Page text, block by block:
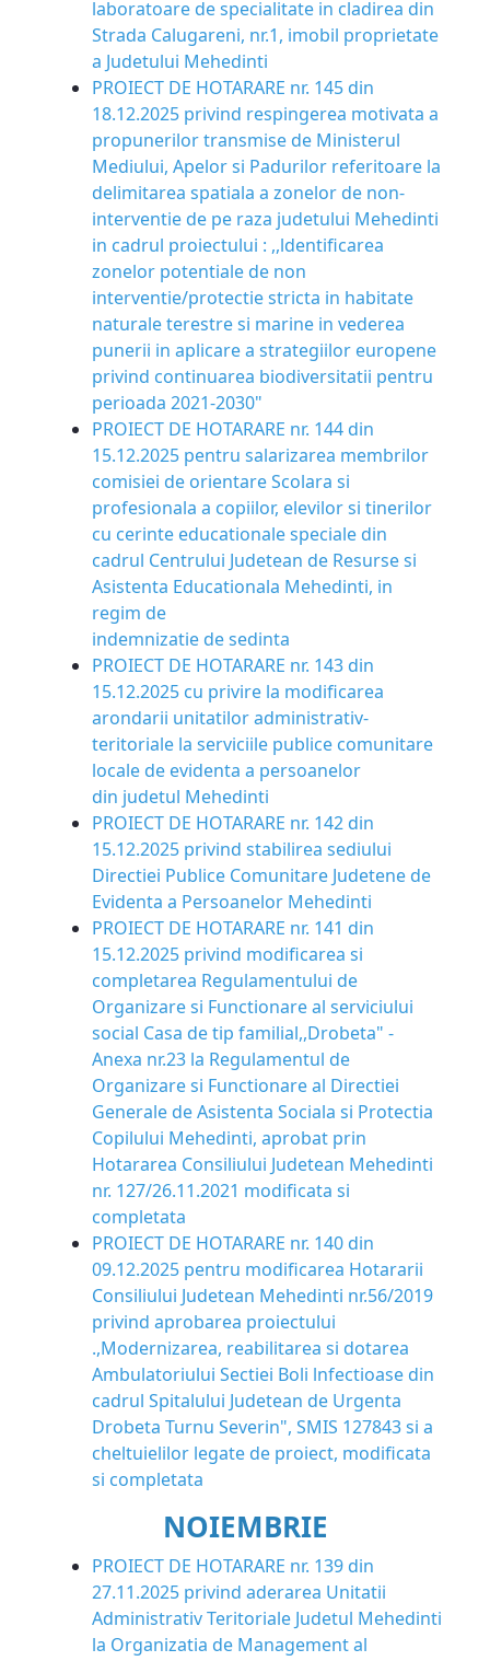
laboratoare de specialitate in cladirea din
Strada Calugareni, nr.1, imobil proprietate
a Judetului Mehedinti
PROIECT DE HOTARARE nr. 145 din
18.12.2025 privind respingerea motivata a
propunerilor transmise de Ministerul
Mediului, Apelor si Padurilor referitoare la
delimitarea spatiala a zonelor de non-
interventie de pe raza judetului Mehedinti
in cadrul proiectului : ,,ldentificarea
zonelor potentiale de non
interventie/protectie stricta in habitate
naturale terestre si marine in vederea
punerii in aplicare a strategiilor europene
privind continuarea biodiversitatii pentru
perioada 2021-2030"
PROIECT DE HOTARARE nr. 144 din
15.12.2025 pentru salarizarea membrilor
comisiei de orientare Scolara si
profesionala a copiilor, elevilor si tinerilor
cu cerinte educationale speciale din
cadrul Centrului Judetean de Resurse si
Asistenta Educationala Mehedinti, in
regim de
indemnizatie de sedinta
PROIECT DE HOTARARE nr. 143 din
15.12.2025 cu privire la modificarea
arondarii unitatilor administrativ-
teritoriale la serviciile publice comunitare
locale de evidenta a persoanelor
din judetul Mehedinti
PROIECT DE HOTARARE nr. 142 din
15.12.2025 privind stabilirea sediului
Directiei Publice Comunitare Judetene de
Evidenta a Persoanelor Mehedinti
PROIECT DE HOTARARE nr. 141 din
15.12.2025 privind modificarea si
completarea Regulamentului de
Organizare si Functionare al serviciului
social Casa de tip familial,,Drobeta" -
Anexa nr.23 la Regulamentul de
Organizare si Functionare al Directiei
Generale de Asistenta Sociala si Protectia
Copilului Mehedinti, aprobat prin
Hotararea Consiliului Judetean Mehedinti
nr. 127/26.11.2021 modificata si
completata
PROIECT DE HOTARARE nr. 140 din
09.12.2025 pentru modificarea Hotararii
Consiliului Judetean Mehedinti nr.56/2019
privind aprobarea proiectului
.,Modernizarea, reabilitarea si dotarea
Ambulatoriului Sectiei Boli lnfectioase din
cadrul Spitalului Judetean de Urgenta
Drobeta Turnu Severin", SMIS 127843 si a
cheltuielilor legate de proiect, modificata
si completata
NOIEMBRIE
PROIECT DE HOTARARE nr. 139 din
27.11.2025 privind aderarea Unitatii
Administrativ Teritoriale Judetul Mehedinti
la Organizatia de Management al